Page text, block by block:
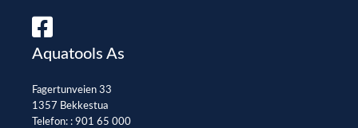
Aquatools As
Fagertunveien 33
1357 Bekkestua
Telefon: : 901 65 000